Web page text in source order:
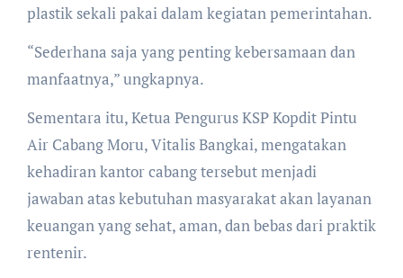
plastik sekali pakai dalam kegiatan pemerintahan.
“Sederhana saja yang penting kebersamaan dan
manfaatnya,” ungkapnya.
Sementara itu, Ketua Pengurus KSP Kopdit Pintu
Air Cabang Moru, Vitalis Bangkai, mengatakan
kehadiran kantor cabang tersebut menjadi
jawaban atas kebutuhan masyarakat akan layanan
keuangan yang sehat, aman, dan bebas dari praktik
rentenir.